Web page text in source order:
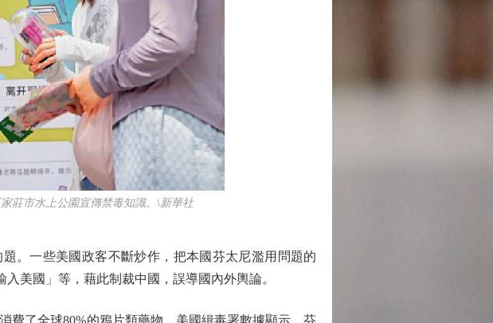
市水上公園宣傳禁毒知識。\新華社
一些美國政客不斷炒作，把本國芬太尼濫用問題的
美國」等，藉此制裁中國，誤導國內外輿論。